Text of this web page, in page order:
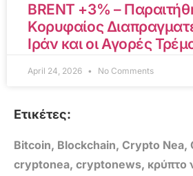
BRENT +3% –
Κορυφαίος
Ιράν και οι Αγορές
April 24, 2026 No Comments
Ετικέτες:
Bitcoin, Blockchain, Crypto Nea,
cryptonea, cryptonews, κρύπτο